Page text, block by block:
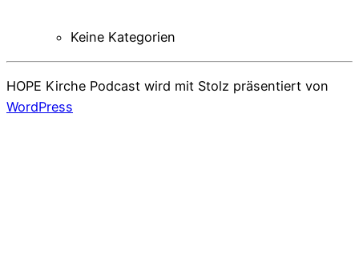
Keine Kategorien
HOPE Kirche Podcast wird mit Stolz präsentiert von
WordPress